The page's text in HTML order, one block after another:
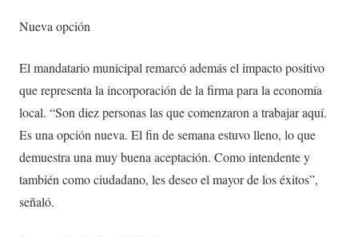
Nueva opción
El mandatario municipal remarcó además el impacto positivo
que representa la incorporación de la firma para la economía
local. “Son diez personas las que comenzaron a trabajar aquí.
Es una opción nueva. El fin de semana estuvo lleno, lo que
demuestra una muy buena aceptación. Como intendente y
también como ciudadano, les deseo el mayor de los éxitos”,
señaló.